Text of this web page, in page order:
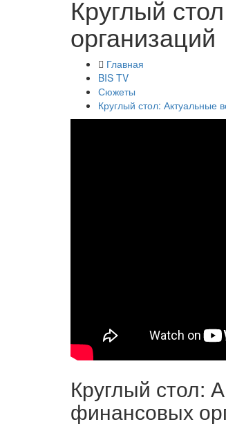
Круглый
организаций
Главная
BIS TV
Сюжеты
Круглый стол: Актуальные
Круглый стол:
финансовых